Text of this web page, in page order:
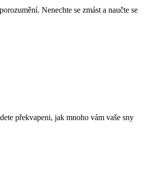
Nenechte se zmást a naučte se
překvapeni, jak mnoho vám vaše sny